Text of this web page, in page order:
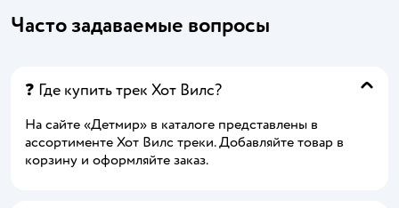
Часто задаваемые вопросы
❓ Где купить трек Хот Вилс?
На сайте «Детмир» в каталоге представлены в
ассортименте Хот Вилс треки. Добавляйте товар в
корзину и оформляйте заказ.